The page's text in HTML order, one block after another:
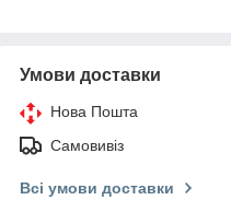
Умови доставки
Нова Пошта
Самовивіз
Всі умови доставки